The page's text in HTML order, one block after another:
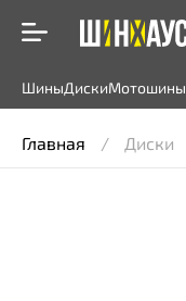
ШиныДискиМотошины
Главная Диски